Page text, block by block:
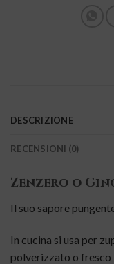
DESCRIZIONE
RECENSIONI (0)
Zenzero o
Il suo sapore
In cucina si usa per
polverizzato o